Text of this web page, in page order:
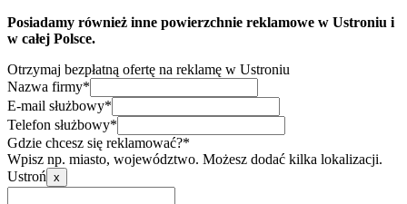
Posiadamy również inne powierzchnie reklamowe w Ustroniu i
w całej Polsce.
Otrzymaj bezpłatną ofertę na reklamę w Ustroniu
Nazwa firmy*
E-mail służbowy*
Telefon służbowy*
Gdzie chcesz się reklamować?*
Wpisz np. miasto, województwo. Możesz dodać kilka lokalizacji.
Ustroń x